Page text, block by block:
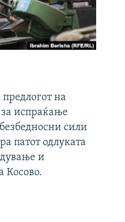
на
испраќање
сили
патот одлуката
и
Косово.